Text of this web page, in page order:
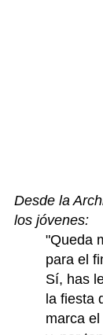
Desde la
los jóvenes:
"Queda
para el
Sí, has
la fiesta
marca